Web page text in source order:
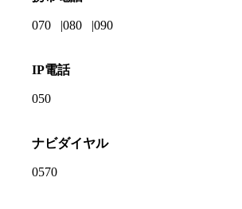
070 080 090
IP電話
050
ナビダイヤル
0570